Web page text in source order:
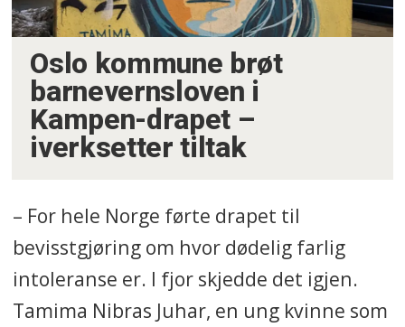
Oslo kommune brøt
barnevernsloven i
Kampen-drapet –
iverksetter tiltak
– For hele Norge førte drapet til
bevisstgjøring om hvor dødelig farlig
intoleranse er. I fjor skjedde det igjen.
Tamima Nibras Juhar, en ung kvinne som